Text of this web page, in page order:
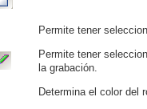
Permite tener
Permite tener
la grabación.
Determina el color del